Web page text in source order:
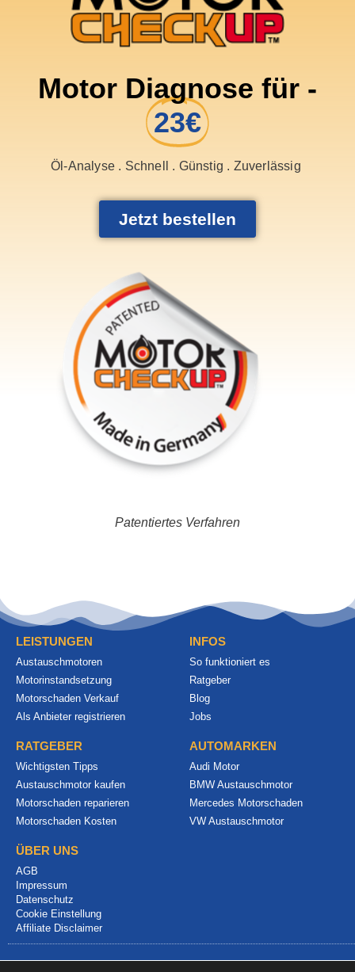
Motor Diagnose für -
23€
Öl-Analyse . Schnell . Günstig . Zuverlässig
Jetzt bestellen
Patentiertes Verfahren
LEISTUNGEN
Austauschmotoren
Motorinstandsetzung
Motorschaden Verkauf
Als Anbieter registrieren
INFOS
So funktioniert es
Ratgeber
Blog
Jobs
RATGEBER
Wichtigsten Tipps
Austauschmotor kaufen
Motorschaden reparieren
Motorschaden Kosten
AUTOMARKEN
Audi Motor
BMW Austauschmotor
Mercedes Motorschaden
VW Austauschmotor
ÜBER UNS
AGB
Impressum
Datenschutz
Cookie Einstellung
Affiliate Disclaimer